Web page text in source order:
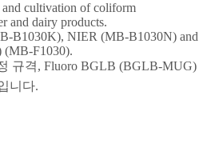
cultivation of coliform
and dairy products.
B1030K), NIER (MB-B1030N) and
F1030).
규격, Fluoro BGLB (BGLB-MUG)
니다.